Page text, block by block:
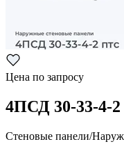
Цена по запросу
4ПСД 30-33-4-2
Стеновые панели/